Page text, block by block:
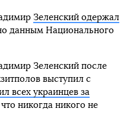
Зеленский одержал
данным Национального
Зеленский после
выступил с
всех украинцев за
никогда никого не